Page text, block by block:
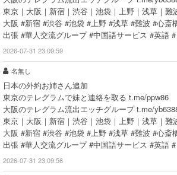
東京｜大阪｜新宿｜渋谷｜池袋｜上野｜浅草｜難
大阪 #新宿 #渋谷 #池袋 #上野 #浅草 #難波 #心斎
出張 #華人交流グループ #中国語サービス #英語
2026-07-31 23:09:59
名無し
日本の外約お姉さん追加
東京のテレグラムで妹と連絡を取る t.me/ppw86
大阪のテレグラム流出エッチグループ t.me/
東京｜大阪｜新宿｜渋谷｜池袋｜上野｜浅草｜難
大阪 #新宿 #渋谷 #池袋 #上野 #浅草 #難波 #心斎
出張 #華人交流グループ #中国語サービス #英語
2026-07-31 23:09:56